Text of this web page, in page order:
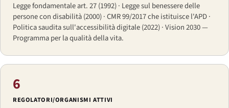
Legge fondamentale art. 27 (1992) · Legge sul benessere delle
persone con disabilità (2000) · CMR 99/2017 che istituisce l'APD ·
Politica saudita sull'accessibilità digitale (2022) · Vision 2030 —
Programma per la qualità della vita.
6
REGOLATORI/ORGANISMI ATTIVI